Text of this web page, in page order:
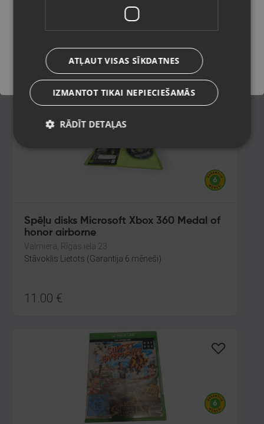
Stāvoklis Lietots (Garantija 6 mēneši)
€
Spēļu disks Microsoft Xbox 360 Medal of
honor airborne
Valmiera, Rīgas iela 23
Stāvoklis Lietots (Garantija 6 mēneši)
11.00 €
Saglabāt
ATĻAUT VISAS SĪKDATNES
IZMANTOT TIKAI NEPIECIEŠAMĀS
RĀDĪT DETAĻAS